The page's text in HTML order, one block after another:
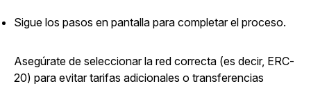
Sigue los pasos en pantalla para completar el proceso.
Asegúrate de seleccionar la red correcta (es decir, ERC-
20) para evitar tarifas adicionales o transferencias